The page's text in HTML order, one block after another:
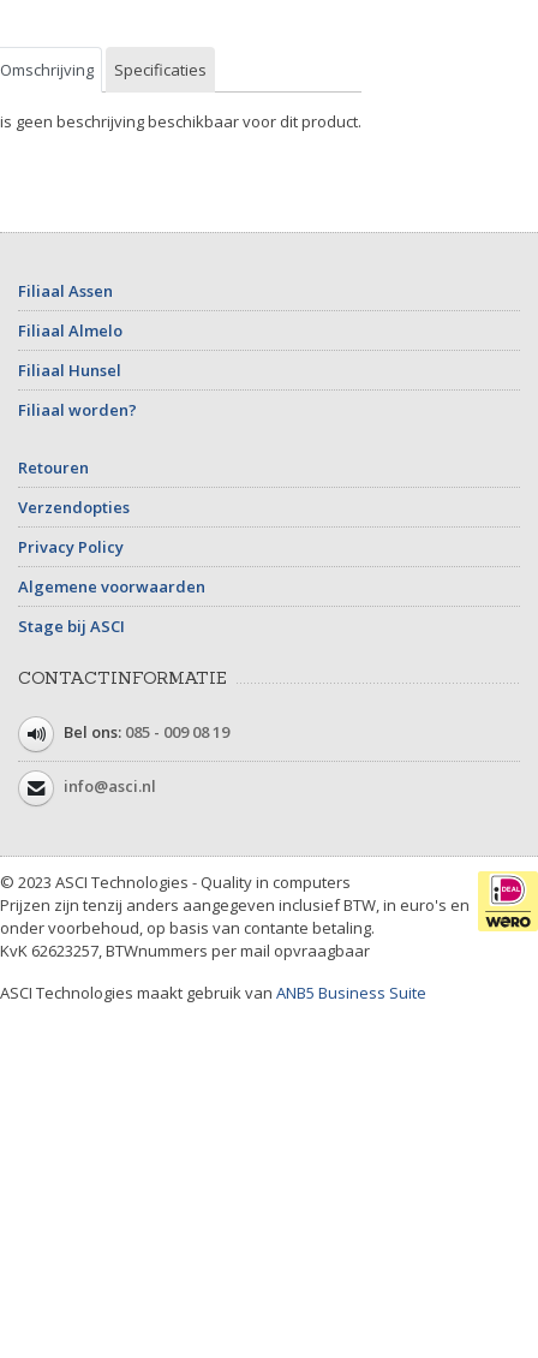
Omschrijving Specificaties
geen beschrijving beschikbaar voor dit product.
Filiaal Assen
Filiaal Almelo
Filiaal Hunsel
Filiaal worden?
Retouren
Verzendopties
Privacy Policy
Algemene voorwaarden
Stage bij ASCI
CONTACTINFORMATIE
Bel ons: 085 - 009 08 19
info@asci.nl
© 2023 ASCI Technologies - Quality in computers
Prijzen zijn tenzij anders aangegeven inclusief BTW, in euro's en
onder voorbehoud, op basis van contante betaling.
KvK 62623257, BTWnummers per mail opvraagbaar
ASCI Technologies maakt gebruik van ANB5 Business Suite